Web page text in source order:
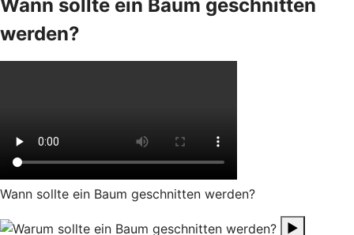
Wann sollte ein Baum geschnitten
werden?
Wann sollte ein Baum geschnitten werden?
▶